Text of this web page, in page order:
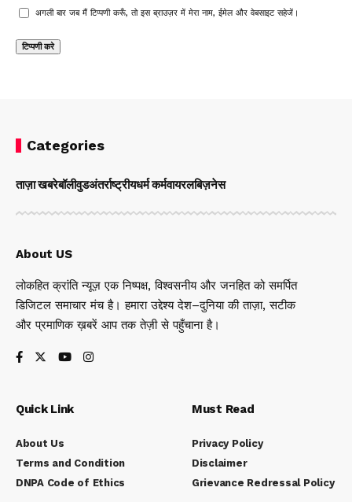
अगली बार जब मैं टिप्पणी करूँ, तो इस ब्राउज़र में मेरा नाम, ईमेल और वेबसाइट सहेजें।
Categories
ताज़ा खबरेबॉलीवुडअंतर्राष्ट्रीयधर्म कर्मवायरलबिज़नेस
About US
लोकहित क्रांति न्यूज़ एक निष्पक्ष, विश्वसनीय और जनहित को समर्पित
डिजिटल समाचार मंच है। हमारा उद्देश्य देश–दुनिया की ताज़ा, सटीक
और प्रमाणिक ख़बरें आप तक तेज़ी से पहुँचाना है।
Quick Link
About Us
Terms and Condition
DNPA Code of Ethics
Must Read
Privacy Policy
Disclaimer
Grievance Redressal Policy